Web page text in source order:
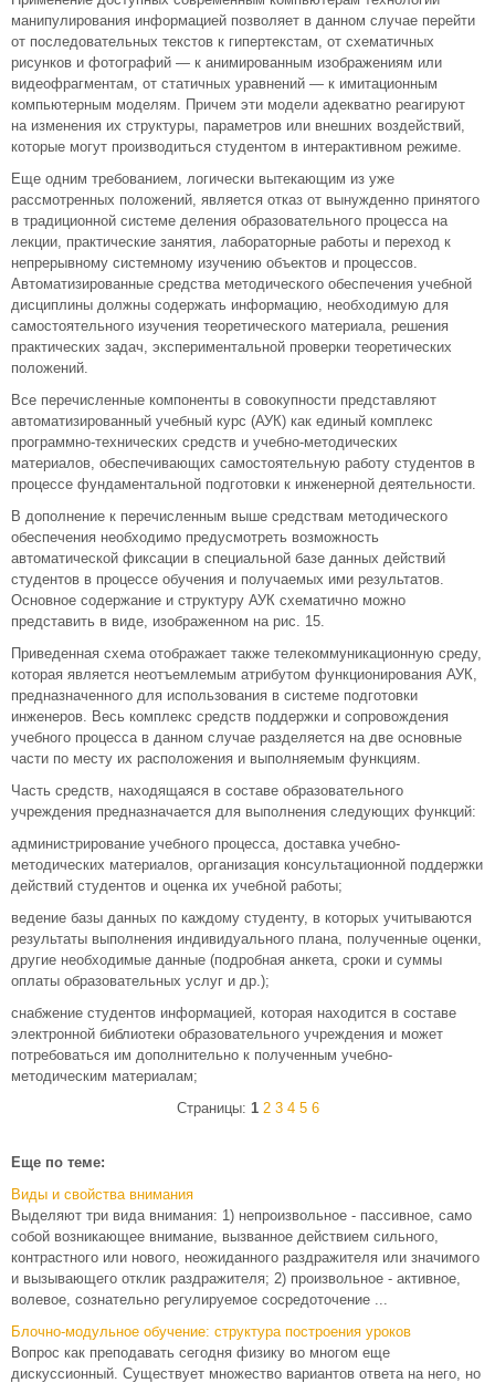
манипулирования информацией позволяет в данном случае перейти
от последовательных текстов к гипертекстам, от схематичных
рисунков и фотографий — к анимированным изображениям или
видеофрагментам, от статичных уравнений — к имитационным
компьютерным моделям. Причем эти модели адекватно реагируют
на изменения их структуры, параметров или внешних воздействий,
которые могут производиться студентом в интерактивном режиме.
Еще одним требованием, логически вытекающим из уже
рассмотренных положений, является отказ от вынужденно принятого
в традиционной системе деления образовательного процесса на
лекции, практические занятия, лабораторные работы и переход к
непрерывному системному изучению объектов и процессов.
Автоматизированные средства методического обеспечения учебной
дисциплины должны содержать информацию, необходимую для
самостоятельного изучения теоретического материала, решения
практических задач, экспериментальной проверки теоретических
положений.
Все перечисленные компоненты в совокупности представляют
автоматизированный учебный курс (АУК) как единый комплекс
программно-технических средств и учебно-методических
материалов, обеспечивающих самостоятельную работу студентов в
процессе фундаментальной подготовки к инженерной деятельности.
В дополнение к перечисленным выше средствам методического
обеспечения необходимо предусмотреть возможность
автоматической фиксации в специальной базе данных действий
студентов в процессе обучения и получаемых ими результатов.
Основное содержание и структуру АУК схематично можно
представить в виде, изображенном на рис. 15.
Приведенная схема отображает также телекоммуникационную среду,
которая является неотъемлемым атрибутом функционирования АУК,
предназначенного для использования в системе подготовки
инженеров. Весь комплекс средств поддержки и сопровождения
учебного процесса в данном случае разделяется на две основные
части по месту их расположения и выполняемым функциям.
Часть средств, находящаяся в составе образовательного
учреждения предназначается для выполнения следующих функций:
администрирование учебного процесса, доставка учебно-
методических материалов, организация консультационной поддержки
действий студентов и оценка их учебной работы;
ведение базы данных по каждому студенту, в которых учитываются
результаты выполнения индивидуального плана, полученные оценки,
другие необходимые данные (подробная анкета, сроки и суммы
оплаты образовательных услуг и др.);
снабжение студентов информацией, которая находится в составе
электронной библиотеки образовательного учреждения и может
потребоваться им дополнительно к полученным учебно-
методическим материалам;
Страницы: 1 2 3 4 5 6
Еще по теме:
Виды и свойства внимания
Выделяют три вида внимания: 1) непроизвольное - пассивное, само
собой возникающее внимание, вызванное действием сильного,
контрастного или нового, неожиданного раздражителя или значимого
и вызывающего отклик раздражителя; 2) произвольное - активное,
волевое, сознательно регулируемое сосредоточение ...
Блочно-модульное обучение: структура построения уроков
Вопрос как преподавать сегодня физику во многом еще
дискуссионный. Существует множество вариантов ответа на него, но